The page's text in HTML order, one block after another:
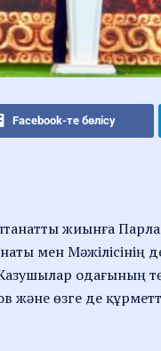
Facebook-те бөлісу
жиынға
мен Мәжілісінің
одағының
және өзге де